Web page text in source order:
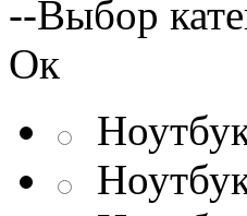
--Выбор
Ок